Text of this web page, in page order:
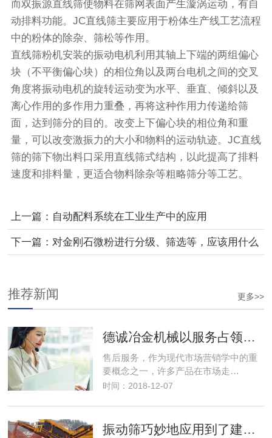
而双振源直线筛使物料在筛网表面产生漩涡运动，有自
动排料功能。JC直线筛主要应用于粉体生产线工艺流程
中的粉体的除杂、筛松等作用。
直线筛粉机安装的振动电机利用其轴上下端的两组偏心
块（不平衡偏心块）的相位角以及两台电机之间的交叉
角度将振动电机的旋转运动变为水平、垂直、倾斜以及
离心作用的多作用力重叠，再将这种作用力传递给筛
面，达到筛分的目的。改变上下偏心块的相位角和重
量，可以改变激振力的大小和物料的运动轨迹。JC直线
筛的筛下物出料口采用直线筛式结构，以此提高了排料
速度和排料量，更适合物料除杂等粗略筛分等工艺。
上一篇：自动配料系统在工业生产中的应用
下一篇：对金刚石微粉进行分级、筛选等，应该用什么
更多>>
推荐新闻
售后服务，作为现代市场营销学中的重
要概念之一，许多产品在市场走…
时间：2018-12-07